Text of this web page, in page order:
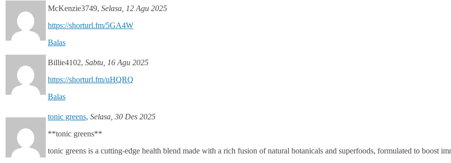
McKenzie3749, Selasa, 12 Agu 2025
https://shorturl.fm/5GA4W
Balas
Billie4102, Sabtu, 16 Agu 2025
https://shorturl.fm/uHQRQ
Balas
tonic greens, Selasa, 30 Des 2025
**tonic greens**
tonic greens is a cutting-edge health blend made with a rich fusion of natural botanicals and superfoods, formulated to boost